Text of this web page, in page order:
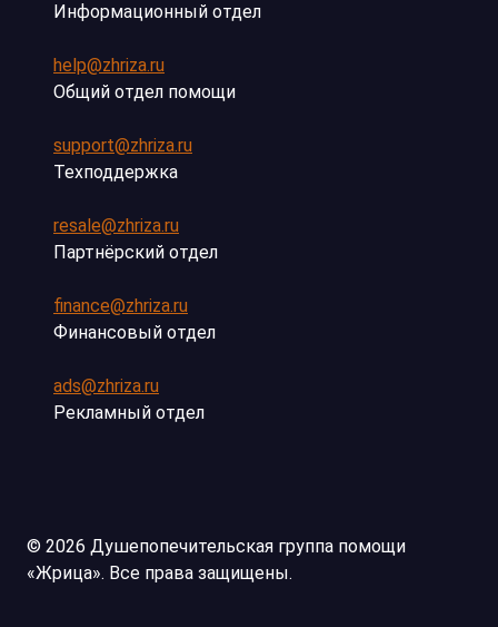
Информационный отдел
help@zhriza.ru
Общий отдел помощи
support@zhriza.ru
Техподдержка
resale@zhriza.ru
Партнёрский отдел
finance@zhriza.ru
Финансовый отдел
ads@zhriza.ru
Рекламный отдел
© 2026 Душепопечительская группа помощи
«Жрица». Все права защищены.